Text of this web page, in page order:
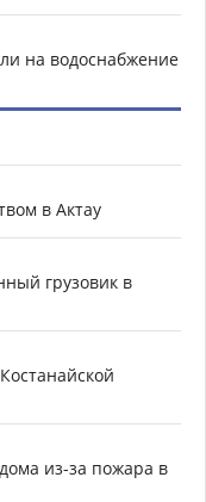
на водоснабжение
в Актау
грузовик в
из-за пожара в